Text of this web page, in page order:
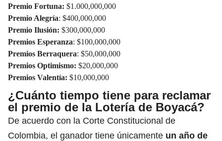
Premio Fortuna: $1.000,000,000
Premio Alegría: $400,000,000
Premio Ilusión: $300,000,000
Premios Esperanza: $100,000,000
Premios Berraquera: $50,000,000
Premios Optimismo: $20,000,000
Premios Valentía: $10,000,000
¿Cuánto tiempo tiene para reclamar
el premio de la Lotería de Boyacá?
De acuerdo con la Corte Constitucional de
Colombia, el ganador tiene únicamente un año de